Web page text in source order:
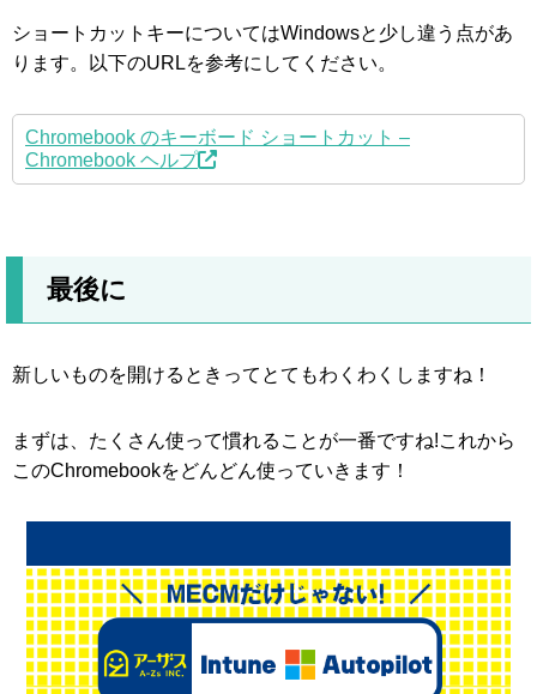
ショートカットキーについてはWindowsと少し違う点があ
ります。以下のURLを参考にしてください。
Chromebook のキーボード ショートカット –
Chromebook ヘルプ
最後に
新しいものを開けるときってとてもわくわくしますね！
まずは、たくさん使って慣れることが一番ですね!これから
このChromebookをどんどん使っていきます！